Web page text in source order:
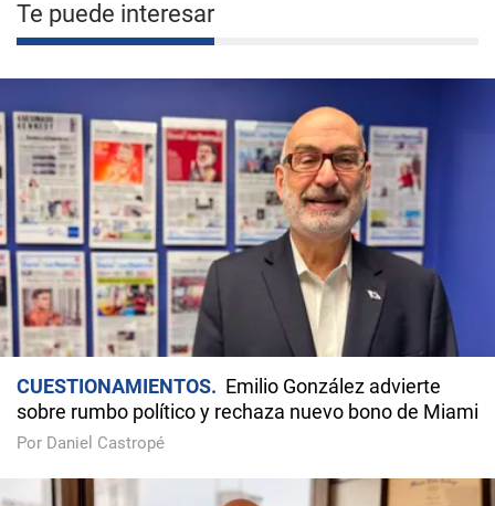
Te puede interesar
CUESTIONAMIENTOS
Emilio González advierte
sobre rumbo político y rechaza nuevo bono de Miami
Por Daniel Castropé